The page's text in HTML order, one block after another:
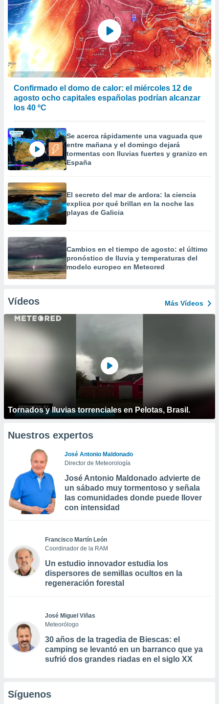
Confirmado el domo de calor: el miércoles 12 de
agosto ocho capitales españolas podrían alcanzar
los 40 ºC
Se acerca rápidamente una vaguada que
entre mañana y el domingo dejará
tormentas con lluvias fuertes y granizo en
España
El secreto del mar de ardora: la ciencia
explica por qué brillan en la noche las
playas de Galicia
Cambios en el tiempo de agosto: el último
pronóstico de lluvia y temperaturas del
modelo europeo en Meteored
Vídeos Más Vídeos
Tornados y lluvias torrenciales en Pelotas, Brasil.
Nuestros expertos
José Antonio Maldonado
Director de Meteorología
José Antonio Maldonado advierte de
un sábado muy tormentoso y señala
las comunidades donde puede llover
con intensidad
Francisco Martín León
Coordinador de la RAM
Un estudio innovador estudia los
dispersores de semillas ocultos en la
regeneración forestal
José Miguel Viñas
Meteorólogo
30 años de la tragedia de Biescas: el
camping se levantó en un barranco que ya
sufrió dos grandes riadas en el siglo XX
Síguenos